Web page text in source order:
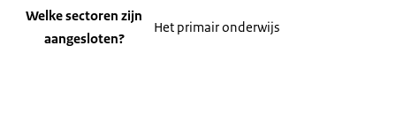
Welke sectoren zijn
aangesloten?
Het primair onderwijs